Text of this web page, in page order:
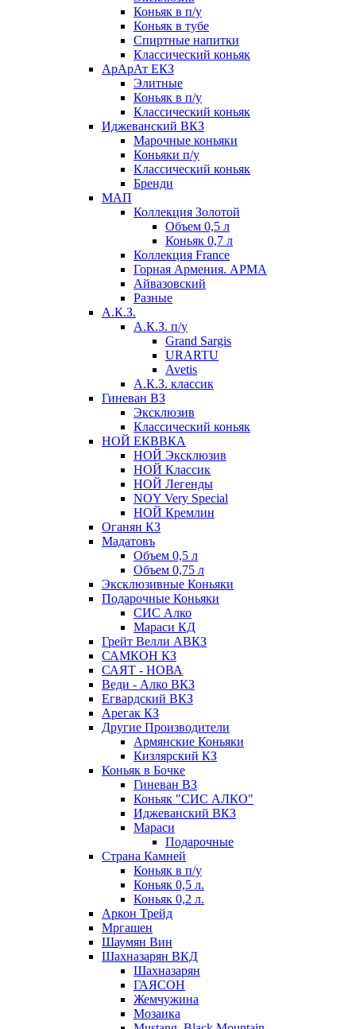
Коньяк в п/у
Коньяк в тубе
Спиртные напитки
Классический коньяк
АрАрАт ЕКЗ
Элитные
Коньяк в п/у
Классический коньяк
Иджеванский ВКЗ
Марочные коньяки
Коньяки п/у
Классический коньяк
Бренди
МАП
Коллекция Золотой
Объем 0,5 л
Коньяк 0,7 л
Коллекция France
Горная Армения. АРМА
Айвазовский
Разные
А.К.З.
А.К.З. п/у
Grand Sargis
URARTU
Avetis
А.К.З. классик
Гиневан ВЗ
Эксклюзив
Классический коньяк
НОЙ ЕКВВКА
НОЙ Эксклюзив
НОЙ Классик
НОЙ Легенды
NOY Very Speсial
НОЙ Кремлин
Оганян КЗ
Мадатовъ
Объем 0,5 л
Объем 0,75 л
Эксклюзивные Коньяки
Подарочные Коньяки
СИС Алко
Мараси КД
Грейт Велли АВКЗ
САМКОН КЗ
САЯТ - НОВА
Веди - Алко ВКЗ
Егвардский ВКЗ
Арегак КЗ
Другие Производители
Армянские Коньяки
Кизлярский КЗ
Коньяк в Бочке
Гиневан ВЗ
Коньяк "СИС АЛКО"
Иджеванский ВКЗ
Мараси
Подарочные
Страна Камней
Коньяк в п/у
Коньяк 0,5 л.
Коньяк 0,2 л.
Аркон Трейд
Мргашен
Шаумян Вин
Шахназарян ВКД
Шахназарян
ГАЯСОН
Жемчужина
Мозаика